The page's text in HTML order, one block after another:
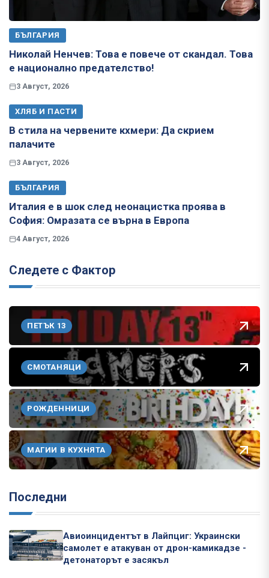
БЪЛГАРИЯ
Николай Ненчев: Това е повече от скандал. Това
е национално предателство!
3 Август, 2026
ХЛЯБ И ПАСТИ
В стила на червените кхмери: Да скрием
палачите
3 Август, 2026
БЪЛГАРИЯ
Италия е в шок след неонацистка проява в
София: Омразата се върна в Европа
4 Август, 2026
Следете с Фактор
ПЕТЪК 13
СМОТАНЯЦИ
РОЖДЕННИЦИ
МАГИИ В КУХНЯТА
Последни
Авиоинцидентът в Лайпциг: Украински
самолет е атакуван от дрон-камикадзе -
детонаторът е засякъл